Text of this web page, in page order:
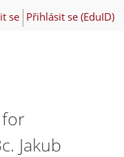
se Přihlásit se (EduID)
Jakub